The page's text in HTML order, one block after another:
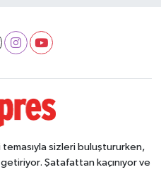
sizleri buluştururken,
Şatafattan kaçınıyor ve